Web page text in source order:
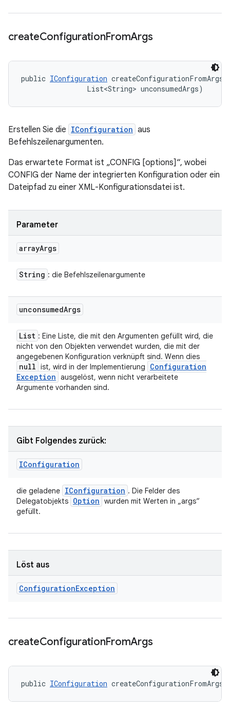
createConfigurationFromArgs
public IConfiguration
                List<String> unconsumedArgs)
Erstellen Sie die IConfiguration aus
Befehlszeilenargumenten.
Das erwartete Format ist „CONFIG [options]“, wobei
CONFIG der Name der integrierten Konfiguration oder ein
Dateipfad zu einer XML-Konfigurationsdatei ist.
Parameter
arrayArgs
String : die Befehlszeilenargumente
unconsumedArgs
List : Eine Liste, die mit den Argumenten gefüllt wird, die
nicht von den Objekten verwendet wurden, die mit der
angegebenen Konfiguration verknüpft sind. Wenn dies
null ist, wird in der Implementierung
Configuration
Exception ausgelöst, wenn nicht verarbeitete
Argumente vorhanden sind.
Gibt Folgendes zurück:
IConfiguration
die geladene IConfiguration . Die Felder des
Delegatobjekts Option wurden mit Werten in „args“
gefüllt.
Löst aus
ConfigurationException
createConfigurationFromArgs
public IConfiguration